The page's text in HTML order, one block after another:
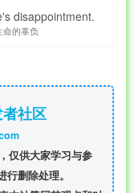
disappointment.
的辜负
社区
仅供大家学习与参
行删除处理。